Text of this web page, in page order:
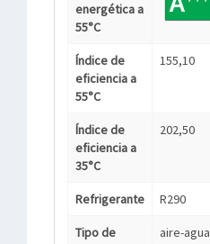
energética a
55°C
Índice de
eficiencia a
55°C
155,10
Índice de
eficiencia a
35°C
202,50
Refrigerante R290
Tipo de
aire-agua